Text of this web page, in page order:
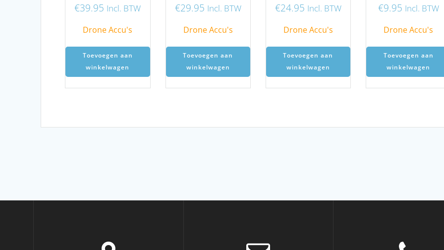
€39.95 Incl. BTW
Drone Accu's
Toevoegen aan
winkelwagen
€29.95 Incl. BTW
Drone Accu's
Toevoegen aan
winkelwagen
€24.95 Incl. BTW
Drone Accu's
Toevoegen aan
winkelwagen
€9.95 Incl. BTW
Drone Accu's
Toevoegen aan
winkelwagen